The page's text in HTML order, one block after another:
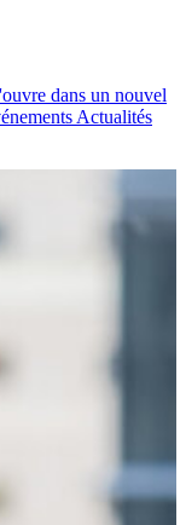
dans un nouvel
Actualités